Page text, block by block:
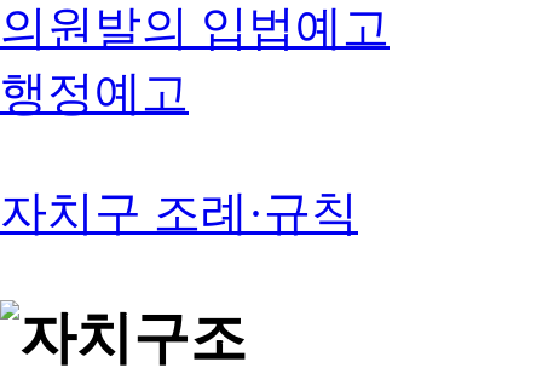
의원발의 입법예고
행정예고
자치구 조례·규칙